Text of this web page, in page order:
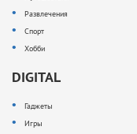
Развлечения
Спорт
Хобби
DIGITAL
Гаджеты
Игры